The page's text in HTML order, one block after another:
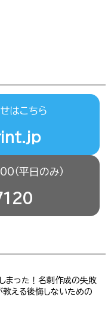
はこちら
平日のみ）
しまった！名刺作成の失敗
える後悔しないための